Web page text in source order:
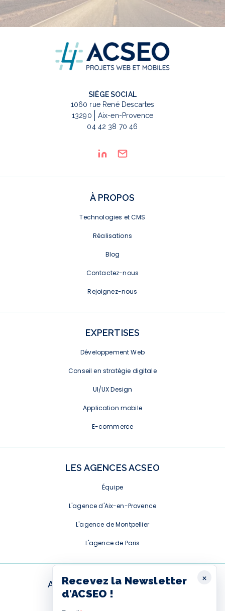
×
Recevez la Newsletter
d'ACSEO !
SIÈGE SOCIAL
1060 rue René Descartes
13290
Aix-en-Provence
04 42 38 70 46
À PROPOS
Technologies et CMS
Réalisations
Blog
Contactez-nous
Rejoignez-nous
EXPERTISES
Développement Web
Conseil en stratégie digitale
UI/UX Design
Application mobile
E-commerce
LES AGENCES ACSEO
Équipe
L'agence d'Aix-en-Provence
L'agence de Montpellier
L'agence de Paris
ABONNEMENT NEWSLETTER